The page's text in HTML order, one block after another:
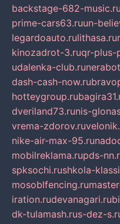
backstage-682-music.ru
prime-cars63.ruun-
legardoauto.rulithasa.ru
kinozadrot-3.ruqr-plus-
udalenka-club.ru
dash-cash-now.ru
hotteygroup.ru
dveriland73.runis-
vrema-zdorov.ru
nike-air-max-95.ru
mobilreklama.rupds-
spksochi.rushkola-
mosoblfencing.ru
iration.rudevanagari.ru
dk-tulamash.rus-dez-